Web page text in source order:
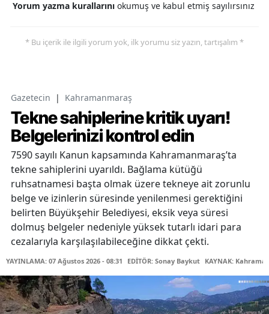
Yorum yazma kurallarını okumuş ve kabul etmiş sayılırsınız
* Bu içerik ile ilgili yorum yok, ilk yorumu siz yazın, tartışalım *
Gazetecin | Kahramanmaraş
Tekne sahiplerine kritik uyarı!
Belgelerinizi kontrol edin
7590 sayılı Kanun kapsamında Kahramanmaraş’ta
tekne sahiplerini uyarıldı. Bağlama kütüğü
ruhsatnamesi başta olmak üzere tekneye ait zorunlu
belge ve izinlerin süresinde yenilenmesi gerektiğini
belirten Büyükşehir Belediyesi, eksik veya süresi
dolmuş belgeler nedeniyle yüksek tutarlı idari para
cezalarıyla karşılaşılabileceğine dikkat çekti.
YAYINLAMA: 07 Ağustos 2026 - 08:31 EDİTÖR: Sonay Baykut KAYNAK: